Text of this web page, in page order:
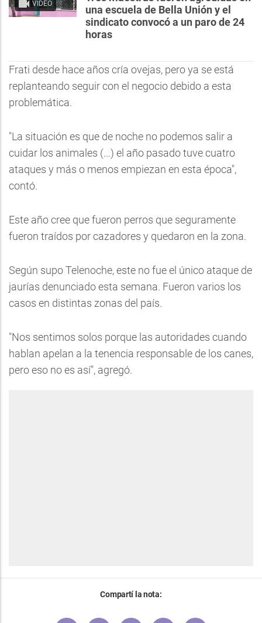
VIDEO
una escuela de Bella Unión y el
sindicato convocó a un paro de 24
horas
Frati desde hace años cría ovejas, pero ya se está
replanteando seguir con el negocio debido a esta
problemática.
"La situación es que de noche no podemos salir a
cuidar los animales (...) el año pasado tuve cuatro
ataques y más o menos empiezan en esta época",
contó.
Este año cree que fueron perros que seguramente
fueron traídos por cazadores y quedaron en la zona.
Según supo Telenoche, este no fue el único ataque de
jaurías denunciado esta semana. Fueron varios los
casos en distintas zonas del país.
"Nos sentimos solos porque las autoridades cuando
hablan apelan a la tenencia responsable de los canes,
pero eso no es así", agregó.
Compartí la nota: